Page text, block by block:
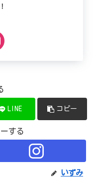
LINE コピー
する
いずみ